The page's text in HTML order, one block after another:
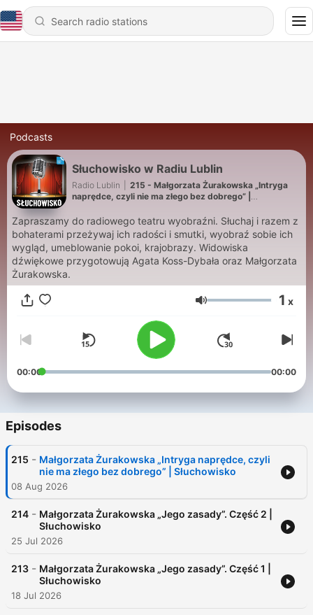
Podcasts
Słuchowisko w Radiu Lublin
Radio Lublin
215 - Małgorzata Żurakowska „Intryga
naprędce, czyli nie ma złego bez dobrego” |
Zapraszamy do radiowego teatru wyobraźni. Słuchaj i razem z
bohaterami przeżywaj ich radości i smutki, wyobraź sobie ich
wygląd, umeblowanie pokoi, krajobrazy. Widowiska
dźwiękowe przygotowują Agata Koss-Dybała oraz Małgorzata
Żurakowska.
Volume 1 x
00:00 00:00
Episodes
215 - Małgorzata Żurakowska „Intryga naprędce, czyli
nie ma złego bez dobrego” | Słuchowisko
08 Aug 2026
214 - Małgorzata Żurakowska „Jego zasady”. Część 2 |
Słuchowisko
25 Jul 2026
213 - Małgorzata Żurakowska „Jego zasady”. Część 1 |
Słuchowisko
18 Jul 2026